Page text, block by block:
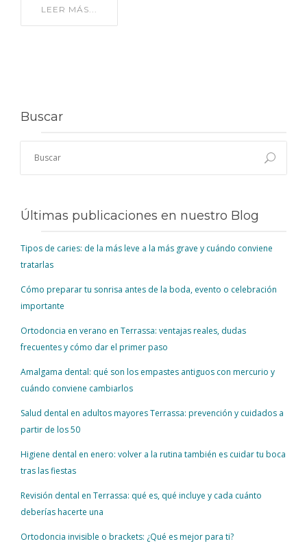
LEER MÁS...
Buscar
Últimas publicaciones en nuestro Blog
Tipos de caries: de la más leve a la más grave y cuándo conviene
tratarlas
Cómo preparar tu sonrisa antes de la boda, evento o celebración
importante
Ortodoncia en verano en Terrassa: ventajas reales, dudas
frecuentes y cómo dar el primer paso
Amalgama dental: qué son los empastes antiguos con mercurio y
cuándo conviene cambiarlos
Salud dental en adultos mayores Terrassa: prevención y cuidados a
partir de los 50
Higiene dental en enero: volver a la rutina también es cuidar tu boca
tras las fiestas
Revisión dental en Terrassa: qué es, qué incluye y cada cuánto
deberías hacerte una
Ortodoncia invisible o brackets: ¿Qué es mejor para ti?